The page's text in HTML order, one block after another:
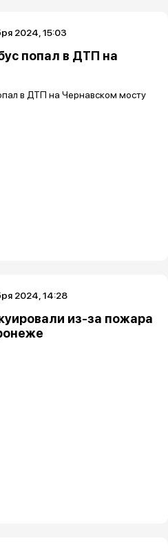
2024, 15:03
попал в ДТП на
2024, 14:28
из-за пожара